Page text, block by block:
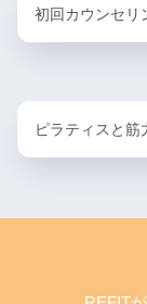
初回カウンセリ
ピラティスと筋